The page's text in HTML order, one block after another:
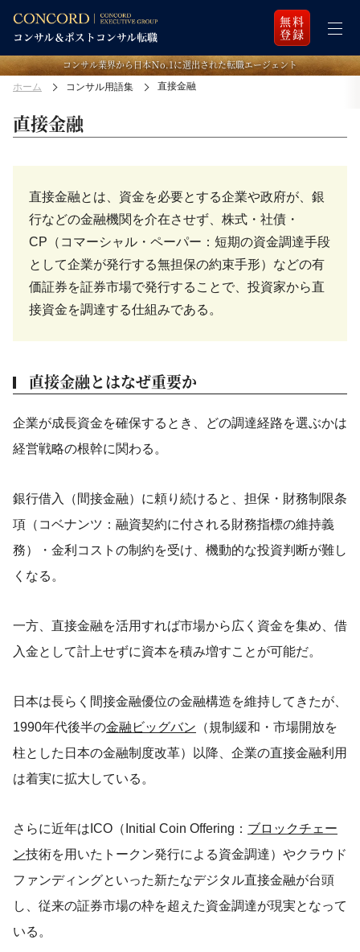
無料
登録
コンサル業界から日本Ｎo.1に選出された転職エージェント
ホーム コンサル用語集 直接金融
直接金融
直接金融とは、資金を必要とする企業や政府が、銀
行などの金融機関を介在させず、株式・社債・
CP（コマーシャル・ペーパー：短期の資金調達手段
として企業が発行する無担保の約束手形）などの有
価証券を証券市場で発行することで、投資家から直
接資金を調達する仕組みである。
直接金融とはなぜ重要か
企業が成長資金を確保するとき、どの調達経路を選ぶかは
経営戦略の根幹に関わる。
銀行借入（間接金融）に頼り続けると、担保・財務制限条
項（コベナンツ：融資契約に付される財務指標の維持義
務）・金利コストの制約を受け、機動的な投資判断が難し
くなる。
一方、直接金融を活用すれば市場から広く資金を集め、借
入金として計上せずに資本を積み増すことが可能だ。
日本は長らく間接金融優位の金融構造を維持してきたが、
1990年代後半の金融ビッグバン （規制緩和・市場開放を
柱とした日本の金融制度改革）以降、企業の直接金融利用
は着実に拡大している。
さらに近年はICO（Initial Coin Offering： ブロックチェー
ン技術を用いたトークン発行による資金調達）やクラウド
ファンディングといった新たなデジタル直接金融が台頭
し、従来の証券市場の枠を超えた資金調達が現実となって
いる。